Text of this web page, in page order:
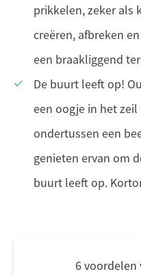
prikkelen, zeker als
creëren, afbreken
een braakliggend
De buurt leeft op!
een oogje in het
ondertussen een
genieten ervan om
buurt leeft op.
6 voordelen